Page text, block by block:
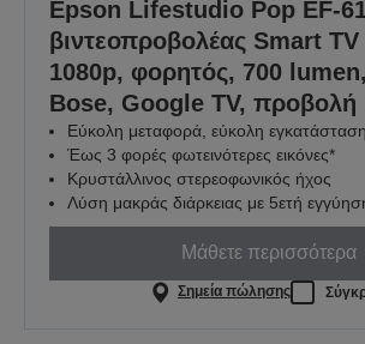
Epson Lifestudio Pop EF-
βιντεοπροβολέας Smart
1080p, φορητός, 700
Bose, Google TV, προβολή
Εύκολη μεταφορά, εύκολη εγκατάσταση
Έως 3 φορές φωτεινότερες εικόνες*
Κρυστάλλινος στερεοφωνικός ήχος
Λύση μακράς διάρκειας με 5ετή
Μάθετε περισσότερα
Σημεία πώλησης